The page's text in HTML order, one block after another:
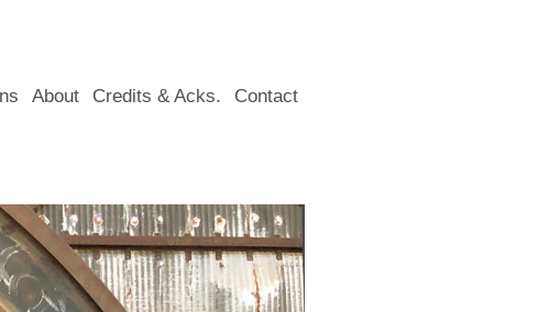
About Credits & Acks. Contact